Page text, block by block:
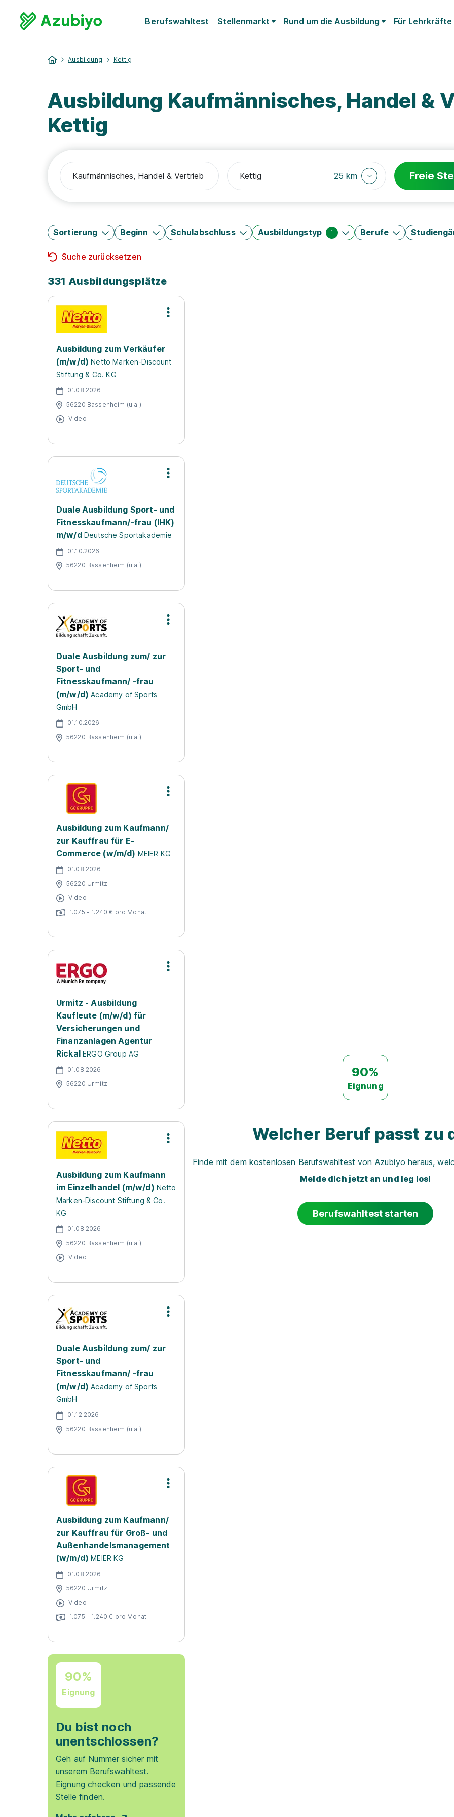
Berufswahltest Stellenmarkt Rund um die Ausbildung Für Lehrkräfte
Ausbildung Kettig
Ausbildung Kaufmännisches, Handel &
Kettig
25 km Freie
Sortierung Beginn Schulabschluss Ausbildungstyp 1 Berufe
Suche zurücksetzen
331 Ausbildungsplätze
Ausbildung zum Verkäufer
(m/w/d) Netto Marken-Discount
Stiftung & Co. KG
01.08.2026
56220 Bassenheim (u.a.)
Video
Duale Ausbildung Sport- und
Fitnesskaufmann/-frau (IHK)
m/w/d Deutsche Sportakademie
01.10.2026
56220 Bassenheim (u.a.)
Duale Ausbildung zum/ zur
Sport- und
Fitnesskaufmann/ -frau
(m/w/d) Academy of Sports
GmbH
01.10.2026
56220 Bassenheim (u.a.)
Ausbildung zum Kaufmann/
zur Kauffrau für E-
Commerce (w/m/d) MEIER KG
01.08.2026
56220 Urmitz
Video
1.075 - 1.240 € pro Monat
Urmitz - Ausbildung
Kaufleute (m/w/d) für
Versicherungen und
Finanzanlagen Agentur
Rickal ERGO Group AG
01.08.2026
56220 Urmitz
Ausbildung zum Kaufmann
im Einzelhandel (m/w/d) Netto
Marken-Discount Stiftung & Co.
KG
01.08.2026
56220 Bassenheim (u.a.)
Video
Duale Ausbildung zum/ zur
Sport- und
Fitnesskaufmann/ -frau
(m/w/d) Academy of Sports
GmbH
01.12.2026
56220 Bassenheim (u.a.)
Ausbildung zum Kaufmann/
zur Kauffrau für Groß- und
Außenhandelsmanagement
(w/m/d) MEIER KG
01.08.2026
56220 Urmitz
Video
1.075 - 1.240 € pro Monat
90%
Eignung
Du bist noch
unentschlossen?
Geh auf Nummer sicher mit
unserem Berufswahltest.
Eignung checken und passende
Stelle finden.
90%
Eignung
Welcher Beruf passt zu
Finde mit dem kostenlosen Berufswahltest von Azubiyo heraus,
Melde dich jetzt an und leg los!
Berufswahltest starten